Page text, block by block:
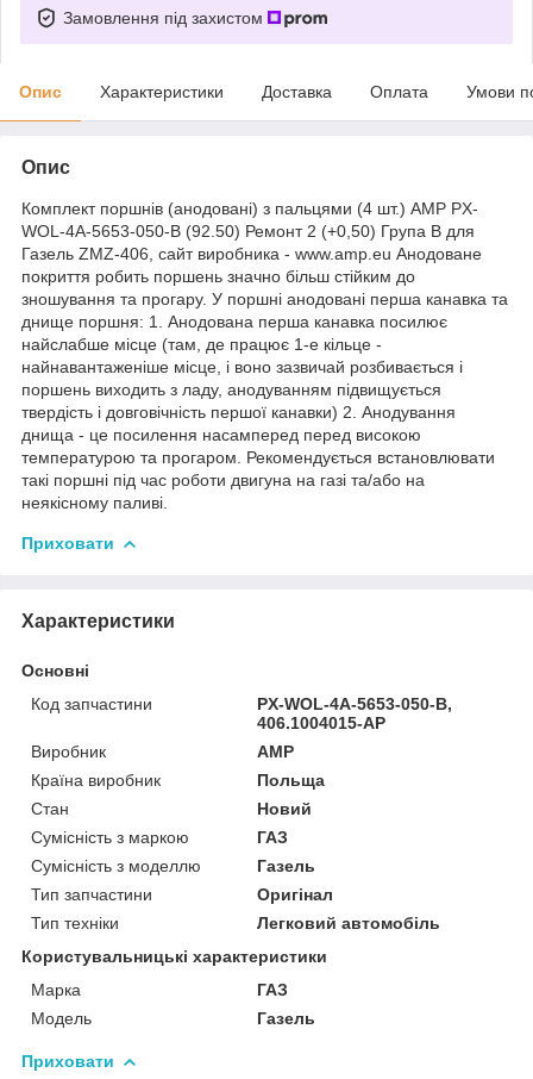
Замовлення під захистом
Опис Характеристики Доставка Оплата Умови
Опис
Комплект поршнів (анодовані) з пальцями (4 шт.) AMP PX-
WOL-4A-5653-050-B (92.50) Ремонт 2 (+0,50) Група B для
Газель ZMZ-406, сайт виробника - www.amp.eu Анодоване
покриття робить поршень значно більш стійким до
зношування та прогару. У поршні анодовані перша канавка та
днище поршня: 1. Анодована перша канавка посилює
найслабше місце (там, де працює 1-е кільце -
найнавантаженіше місце, і воно зазвичай розбивається і
поршень виходить з ладу, анодуванням підвищується
твердість і довговічність першої канавки) 2. Анодування
днища - це посилення насамперед перед високою
температурою та прогаром. Рекомендується встановлювати
такі поршні під час роботи двигуна на газі та/або на
неякісному паливі.
Приховати
Характеристики
Основні
Код запчастини
PX-WOL-4A-5653-050-B,
406.1004015-AP
Виробник
AMP
Країна виробник
Польща
Стан
Новий
Сумісність з маркою
ГАЗ
Сумісність з моделлю
Газель
Тип запчастини
Оригінал
Тип техніки
Легковий автомобіль
Користувальницькі характеристики
Марка
ГАЗ
Мoдель
Газель
Приховати